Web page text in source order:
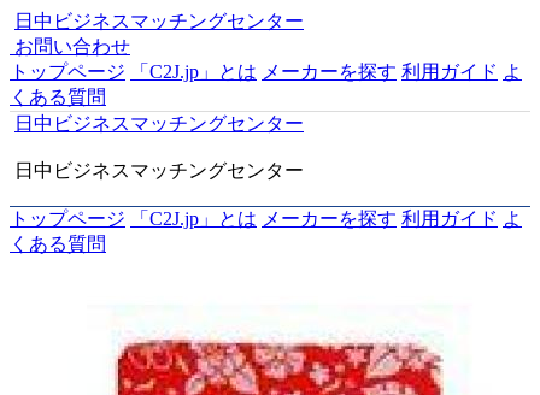
日中ビジネスマッチングセンター
お問い合わせ
トップページ
「C2J.jp」とは メーカーを探す 利用ガイド よ
くある質問
日中ビジネスマッチングセンター
日中ビジネスマッチングセンター
トップページ 「C2J.jp」とは メーカーを探す 利用ガイド よ
くある質問